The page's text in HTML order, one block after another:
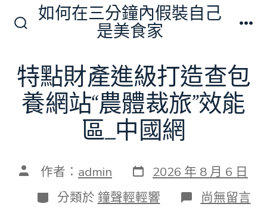
切
換
開
關
如何在三分鐘內假裝自己
是美食家
特點財產進級打造查包
養網站“農體裁旅”效能
區_中國網
文 作者： admin 發
表
日
期
2026 年 8 月 6 日
分
類
分類於 鐘聲輕輕響 在
〈特
尚無留言